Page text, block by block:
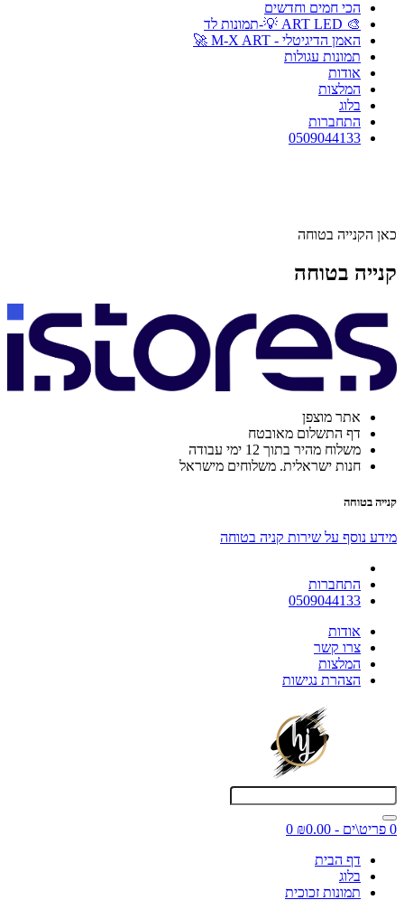
הכי חמים וחדשים
🎨 ART LED 💡-תמונות לד
האמן הדיגיטלי - M-X ART 🚀
תמונות עגולות
אודות
המלצות
בלוג
התחברות
0509044133
כאן הקנייה בטוחה
קנייה בטוחה
אתר מוצפן
דף התשלום מאובטח
משלוח מהיר בתוך 12 ימי עבודה
חנות ישראלית. משלוחים מישראל
קנייה בטוחה
מידע נוסף על שירות קניה בטוחה
התחברות
0509044133
אודות
צרו קשר
המלצות
הצהרת נגישות
0 פריט\ים - ₪0.00
0
דף הבית
בלוג
תמונות זכוכית